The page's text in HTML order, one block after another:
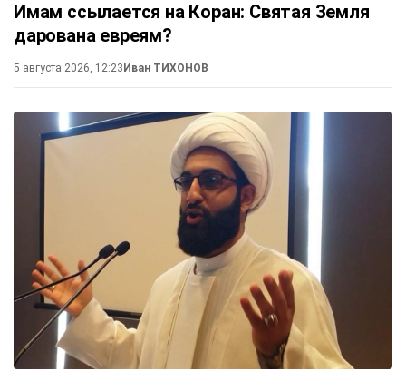
Имам ссылается на Коран: Святая Земля
дарована евреям?
5 августа 2026, 12:23 Иван ТИХОНОВ